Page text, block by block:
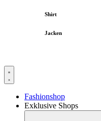
Shirt
Jacken
Fashionshop
Exklusive Shops